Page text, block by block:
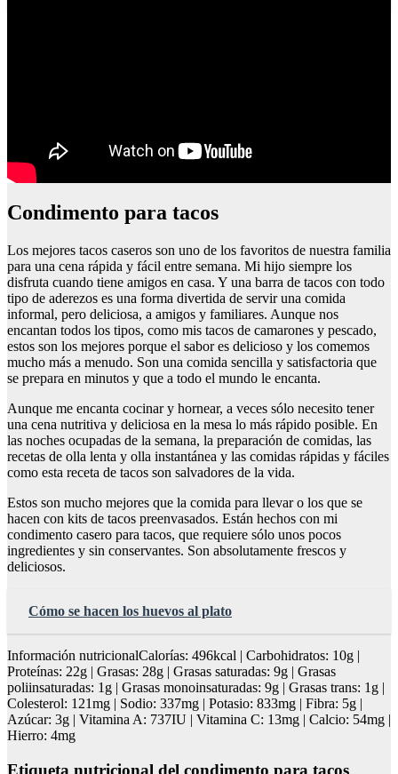
Condimento para tacos
Los mejores tacos caseros son uno de los favoritos de nuestra familia
para una cena rápida y fácil entre semana. Mi hijo siempre los
disfruta cuando tiene amigos en casa. Y una barra de tacos con todo
tipo de aderezos es una forma divertida de servir una comida
informal, pero deliciosa, a amigos y familiares. Aunque nos
encantan todos los tipos, como mis tacos de camarones y pescado,
estos son los mejores porque el sabor es delicioso y los comemos
mucho más a menudo. Son una comida sencilla y satisfactoria que
se prepara en minutos y que a todo el mundo le encanta.
Aunque me encanta cocinar y hornear, a veces sólo necesito tener
una cena nutritiva y deliciosa en la mesa lo más rápido posible. En
las noches ocupadas de la semana, la preparación de comidas, las
recetas de olla lenta y olla instantánea y las comidas rápidas y fáciles
como esta receta de tacos son salvadores de la vida.
Estos son mucho mejores que la comida para llevar o los que se
hacen con kits de tacos preenvasados. Están hechos con mi
condimento casero para tacos, que requiere sólo unos pocos
ingredientes y sin conservantes. Son absolutamente frescos y
deliciosos.
Cómo se hacen los huevos al plato
Información nutricionalCalorías: 496kcal | Carbohidratos: 10g |
Proteínas: 22g | Grasas: 28g | Grasas saturadas: 9g | Grasas
poliinsaturadas: 1g | Grasas monoinsaturadas: 9g | Grasas trans: 1g |
Colesterol: 121mg | Sodio: 337mg | Potasio: 833mg | Fibra: 5g |
Azúcar: 3g | Vitamina A: 737IU | Vitamina C: 13mg | Calcio: 54mg |
Hierro: 4mg
Etiqueta nutricional del condimento para tacos